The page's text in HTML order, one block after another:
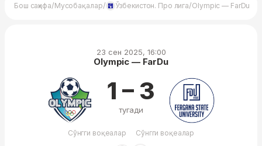
Бош саҳифа/Мусобақалар/ Ўзбекистон. Про лига/Olympic — FarDu
23 сен 2025, 16:00
Olympic — FarDu
Сўнгги воқеалар
1 – 3
тугади
Сўнгги воқеалар